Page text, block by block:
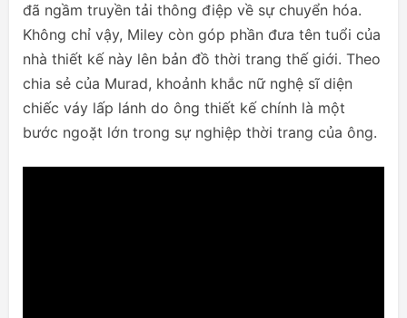
đã ngầm truyền tải thông điệp về sự chuyển hóa.
Không chỉ vậy, Miley còn góp phần đưa tên tuổi của
nhà thiết kế này lên bản đồ thời trang thế giới. Theo
chia sẻ của Murad, khoảnh khắc nữ nghệ sĩ diện
chiếc váy lấp lánh do ông thiết kế chính là một
bước ngoặt lớn trong sự nghiệp thời trang của ông.